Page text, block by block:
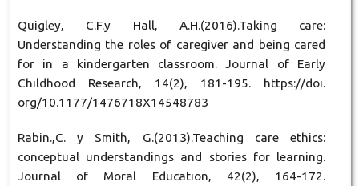
Quigley, C.F.y Hall, A.H.(2016).Taking care:
Understanding the roles of caregiver and being cared
for in a kindergarten classroom. Journal of Early
Childhood Research, 14(2), 181-195. https://doi.
org/10.1177/1476718X14548783
Rabin.,C. y Smith, G.(2013).Teaching care ethics:
conceptual understandings and stories for learning.
Journal of Moral Education, 42(2), 164-172.